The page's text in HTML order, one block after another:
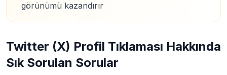
görünümü kazandırır
Twitter (X) Profil Tıklaması Hakkında
Sık Sorulan Sorular